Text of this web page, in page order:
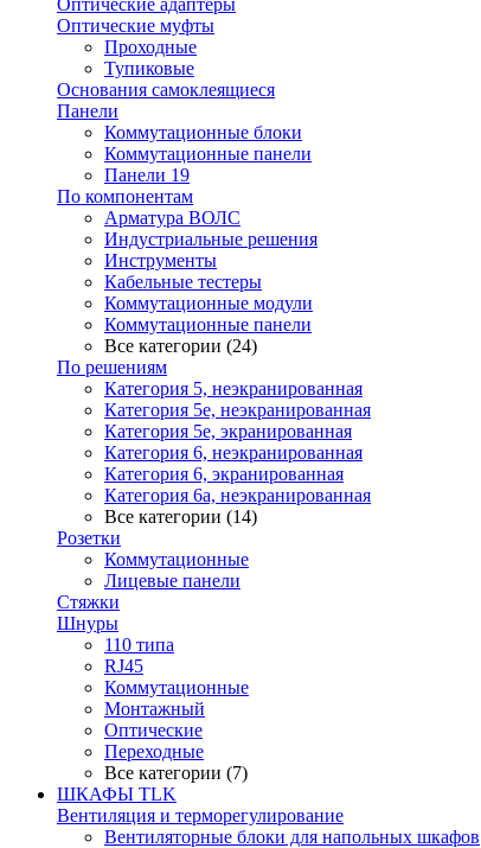
Оптические адаптеры
Оптические муфты
Проходные
Тупиковые
Основания самоклеящиеся
Панели
Коммутационные блоки
Коммутационные панели
Панели 19
По компонентам
Арматура ВОЛС
Индустриальные решения
Инструменты
Кабельные тестеры
Коммутационные модули
Коммутационные панели
Все категории (24)
По решениям
Категория 5, неэкранированная
Категория 5е, неэкранированная
Категория 5е, экранированная
Категория 6, неэкранированная
Категория 6, экранированная
Категория 6а, неэкранированная
Все категории (14)
Розетки
Коммутационные
Лицевые панели
Стяжки
Шнуры
110 типа
RJ45
Коммутационные
Монтажный
Оптические
Переходные
Все категории (7)
ШКАФЫ TLK
Вентиляция и терморегулирование
Вентиляторные блоки для напольных шкафов